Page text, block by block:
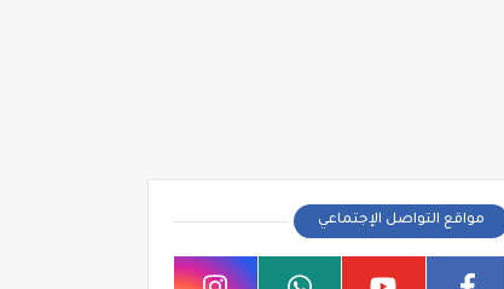
مواقع التواصل الإجتماعي